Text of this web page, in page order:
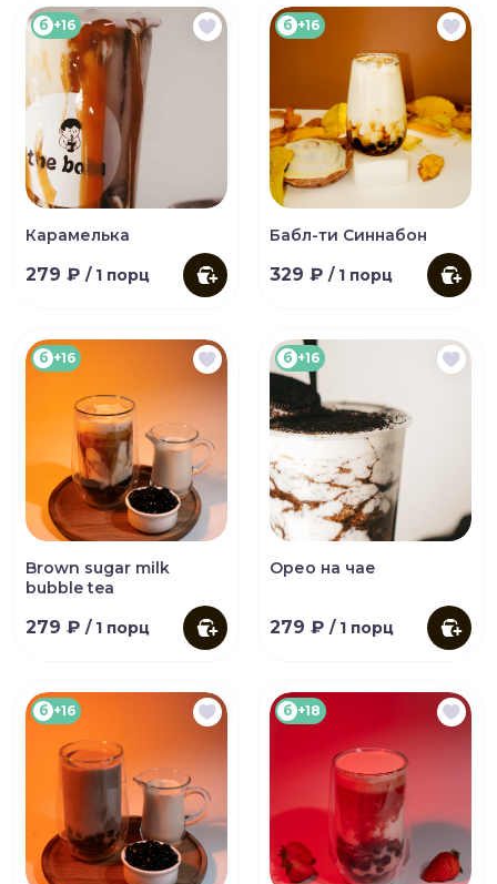
б +16
Карамелька
279 ₽ / 1 порц
б +16
Бабл-ти Синнабон
329 ₽ / 1 порц
б +16
Brown sugar milk
bubble tea
279 ₽ / 1 порц
б +16
Орео на чае
279 ₽ / 1 порц
б +16 б +18